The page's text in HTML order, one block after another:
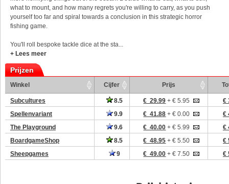
what to mount, and how many regrets you're willing to carry, as you push
yourself too far and spiral towards a conclusion in this strategic horror
fishing game.
You'll roll bespoke tackle dice at the sta...
+ Lees meer
Prijzen
Winkel Cijfer Prijs
Subcultures 8.5 € 29.99 + € 5.95
€
Spellenvariant
9.9 € 41.88 + € 0.00
€
The Playground
9.6 € 40.00 + € 5.99
€
BoardgameShop
8.5 € 48.95 + € 5.50
€
Sheepgames
9 € 49.00 + € 7.50 €